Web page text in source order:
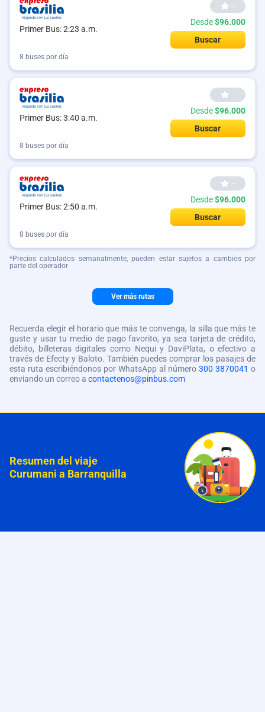
Primer Bus: 2:23 a.m.
--
Desde$96.000
Buscar
8 buses por día
Primer Bus: 3:40 a.m.
--
Desde$96.000
Buscar
8 buses por día
Primer Bus: 2:50 a.m.
--
Desde$96.000
Buscar
8 buses por día
*Precios calculados semanalmente, pueden estar sujetos a cambios por
parte del operador
Ver más rutas
Recuerda elegir el horario que más te convenga, la silla que más te
guste y usar tu medio de pago favorito, ya sea tarjeta de crédito,
débito, billeteras digitales como Nequi y DaviPlata, o efectivo a
través de Efecty y Baloto. También puedes comprar los pasajes de
esta ruta escribiéndonos por WhatsApp al número 300 3870041 o
enviando un correo a contactenos@pinbus.com
Resumen del viaje
Curumani a Barranquilla